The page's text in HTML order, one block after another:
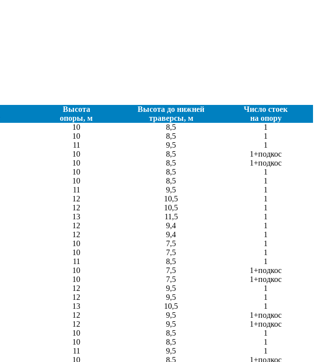
Высота
опоры, м
Высота до нижней
траверсы, м
Число стоек
на опору
10 8,5
1
10 8,5
1
11 9,5
1
10 8,5
1+подкос
10 8,5
1+подкос
10 8,5
1
10 8,5
1
11 9,5
1
12 10,5
1
12 10,5
1
13 11,5
1
12 9,4
1
12 9,4
1
10 7,5
1
10 7,5
1
11 8,5
1
10 7,5
1+подкос
10 7,5
1+подкос
12 9,5
1
12 9,5
1
13 10,5
1
12 9,5
1+подкос
12 9,5
1+подкос
10 8,5
1
10 8,5
1
11 9,5
1
10 8,5
1+подкос